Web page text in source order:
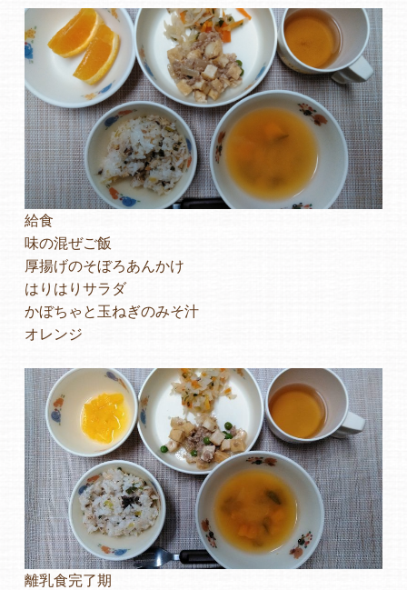
各保育園のご紹介
入園・見学の問い合わせ
在園児保護者の方へ
よくあるご質問
ヒーローズ保育園
ヒーローズきっず園田
ヒーローズにしのみや保育園
ヒーローズ旭保育園
給食
味の混ぜご飯
厚揚げのそぼろあんかけ
はりはりサラダ
かぼちゃと玉ねぎのみそ汁
オレンジ
離乳食完了期